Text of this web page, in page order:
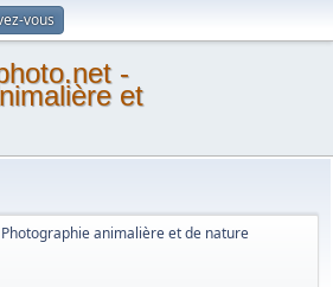
vous
-
et
animalière et de nature